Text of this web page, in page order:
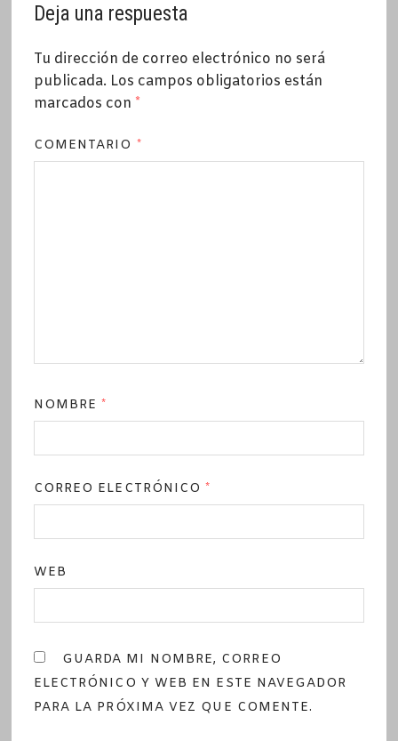
Deja una respuesta
Tu dirección de correo electrónico no será
publicada. Los campos obligatorios están
marcados con *
COMENTARIO *
NOMBRE*
CORREO ELECTRÓNICO*
WEB
GUARDA MI NOMBRE, CORREO
ELECTRÓNICO Y WEB EN ESTE NAVEGADOR
PARA LA PRÓXIMA VEZ QUE COMENTE.